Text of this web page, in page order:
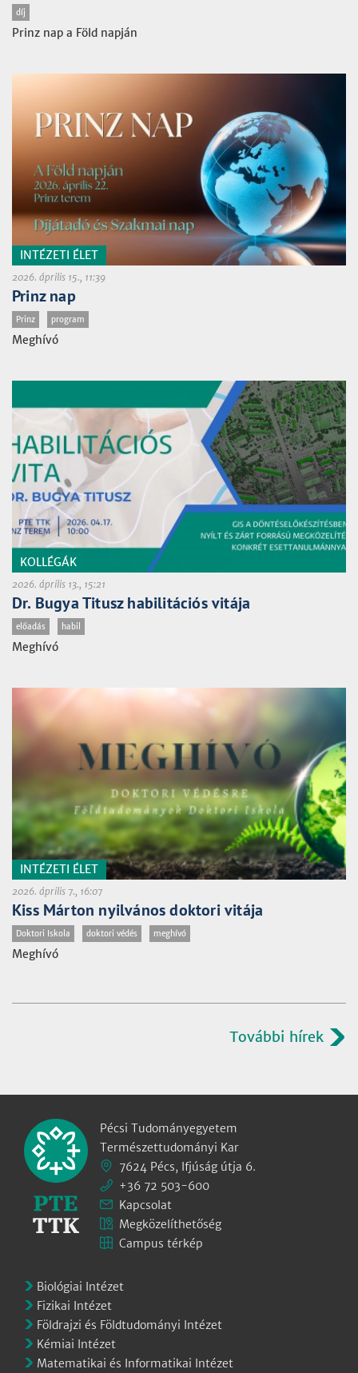
díj
Prinz nap a Föld napján
INTÉZETI ÉLET
2026. április 15., 11:39
Prinz nap
Prinz program
Meghívó
KOLLÉGÁK
2026. április 13., 15:21
Dr. Bugya Titusz habilitációs vitája
előadás habil
Meghívó
INTÉZETI ÉLET
2026. április 7., 16:07
Kiss Márton nyilvános doktori vitája
Doktori Iskola doktori védés meghívó
Meghívó
További hírek
Pécsi Tudományegyetem
Természettudományi Kar
7624 Pécs, Ifjúság útja 6.
+36 72 503-600
Kapcsolat
Megközelíthetőség
Campus térkép
Biológiai Intézet
Fizikai Intézet
Földrajzi és Földtudományi Intézet
Kémiai Intézet
Matematikai és Informatikai Intézet